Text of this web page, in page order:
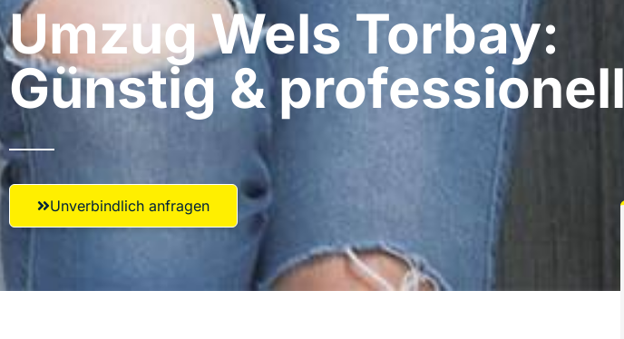
Umzug Wels​ Torbay:
Günstig & professionell​
Unverbindlich anfragen